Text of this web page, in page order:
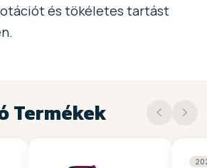
és tökéletes tartást
Termékek